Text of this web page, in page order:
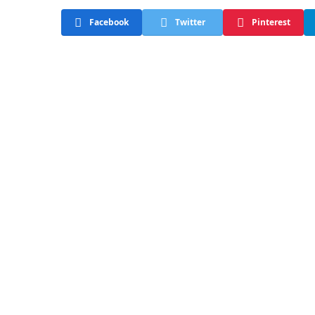
Facebook Twitter Pinterest